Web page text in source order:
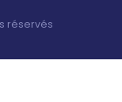
réservés